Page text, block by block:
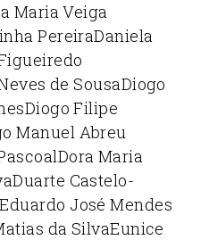
Maria Veiga
PereiraDaniela
de SousaDiogo
Diogo Filipe
Manuel Abreu
Dora Maria
Duarte Castelo-
Eduardo José Mendes
da SilvaEunice